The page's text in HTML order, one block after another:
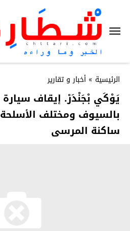
الرئيسية » أخبار و تقارير
يَوْكَي بْجَنْدَرْ. إيقاف
بالسيوف ومختلف
ساكنة المرسى